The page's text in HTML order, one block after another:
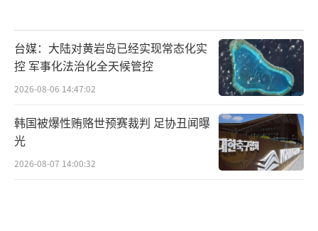
台媒：大陆对黄岩岛已经实现常态化实
控 军事化法治化全天候管控
2026-08-06 14:47:02
韩国被爆性贿赂世预赛裁判 足协丑闻曝
光
2026-08-07 14:00:32